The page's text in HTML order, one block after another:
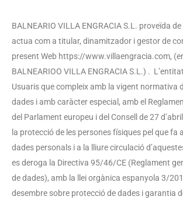
BALNEARIO VILLA ENGRACIA S.L. proveïda
actua com a titular, dinamitzador i gestor de
present Web https://www.villaengracia.com,
BALNEARIOO VILLA ENGRACIA S.L.) .
Usuaris que compleix amb la vigent normativa
dades i amb caràcter especial, amb el
del Parlament europeu i del Consell de 27
la protecció de les persones físiques pel que fa
dades personals i a la lliure circulació
es deroga la Directiva 95/46/CE (Reglament
de dades), amb la llei orgànica espanyola 3/
desembre sobre protecció de dades i garantia